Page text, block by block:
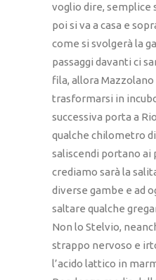
voglio dire, semplice
poi si va a casa e
come si svolgerà la
passaggi davanti ci
fila, allora
trasformarsi in
successiva porta a
qualche chilometro di
saliscendi portano ai
crediamo sarà la
diverse gambe e ad
saltare qualche
Non lo Stelvio,
strappo nervoso e
l’acido lattico in